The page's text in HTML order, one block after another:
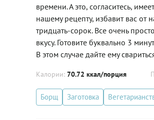
времени. А это, согласитесь,
нашему рецепту, избавит вас от
тридцать-сорок. Все очень
вкусу. Готовите буквально 3
В этом случае дайте ему
Калории: 70.72 ккал/порция
Борщ Заготовка